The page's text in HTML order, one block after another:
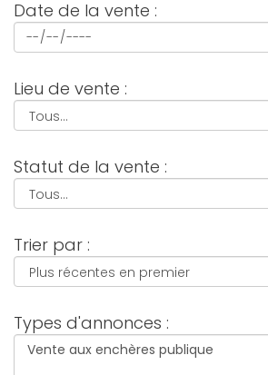
Date de la vente :
Lieu de vente :
Statut de la vente :
Trier par :
Types d'annonces :